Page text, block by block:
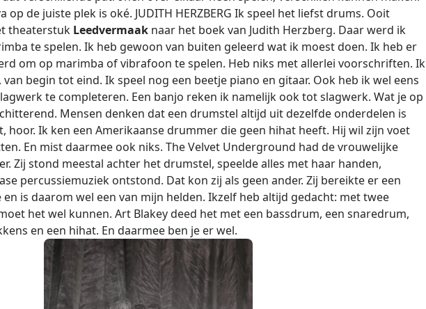
op de juiste plek is oké. JUDITH HERZBERG Ik speel het liefst drums. Ooit
theaterstuk Leedvermaak naar het boek van Judith Herzberg. Daar werd ik
te spelen. Ik heb gewoon van buiten geleerd wat ik moest doen. Ik heb er
om op marimba of vibrafoon te spelen. Heb niks met allerlei voorschriften. Ik
begin tot eind. Ik speel nog een beetje piano en gitaar. Ook heb ik wel eens
te completeren. Een banjo reken ik namelijk ook tot slagwerk. Wat je op
Mensen denken dat een drumstel altijd uit dezelfde onderdelen is
hoor. Ik ken een Amerikaanse drummer die geen hihat heeft. Hij wil zijn voet
En mist daarmee ook niks. The Velvet Underground had de vrouwelijke
Zij stond meestal achter het drumstel, speelde alles met haar handen,
percussiemuziek ontstond. Dat kon zij als geen ander. Zij bereikte er een
is daarom wel een van mijn helden. Ikzelf heb altijd gedacht: met twee
het wel kunnen. Art Blakey deed het met een bassdrum, een snaredrum,
en een hihat. En daarmee ben je er wel.